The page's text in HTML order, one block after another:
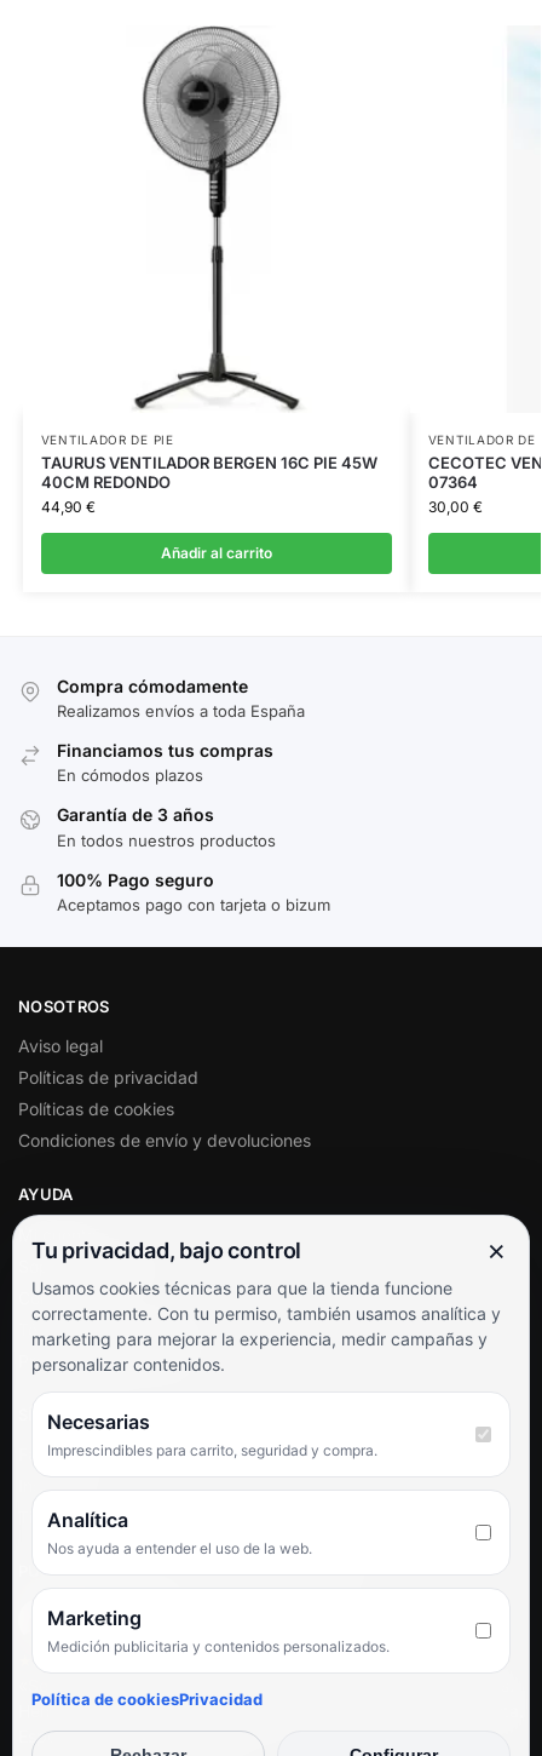
VENTILADOR DE PIE
TAURUS VENTILADOR BERGEN 16C PIE 45W
40CM REDONDO
44,90 €
Añadir al carrito
VENTILADOR DE
CECOTEC
07364
30,00 €
Compra cómodamente
Realizamos envíos a toda España
Financiamos tus compras
En cómodos plazos
Garantía de 3 años
En todos nuestros productos
100% Pago seguro
Aceptamos pago con tarjeta o bizum
NOSOTROS
Aviso legal
Políticas de privacidad
Políticas de cookies
Condiciones de envío y devoluciones
AYUDA
Soporte al cliente
Contacto
Términos y condiciones
Preguntas frecuentes
SÍGUENOS
Facebook
TikTok
PUNTUACIÓN DE 4,6 SOBRE 5 EN GOOGLE
★★★★★
Hemos comprado en varias ocasiones y siempre dan respuesta.
Espectacular, servicio de 10.»
Tu privacidad, bajo control ×
Usamos cookies técnicas para que la tienda funcione
correctamente. Con tu permiso, también usamos analítica y
marketing para mejorar la experiencia, medir campañas y
personalizar contenidos.
Necesarias
Imprescindibles para carrito, seguridad y compra.
Analítica
Nos ayuda a entender el uso de la web.
Marketing
Medición publicitaria y contenidos personalizados.
Política de cookiesPrivacidad